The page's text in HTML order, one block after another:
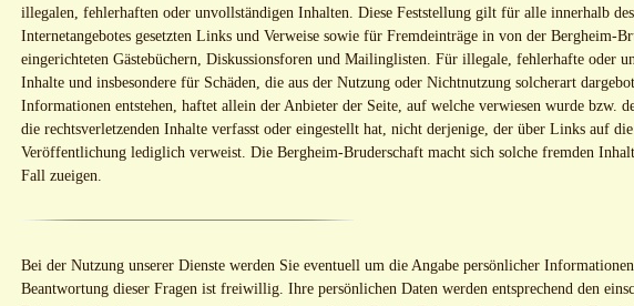
illegalen, fehlerhaften oder unvollständigen Inhalten. Diese Feststellung gilt für alle innerhalb
Internetangebotes gesetzten Links und Verweise sowie für Fremdeinträge in von der Bergheim-
eingerichteten Gästebüchern, Diskussionsforen und Mailinglisten. Für illegale, fehlerhafte oder
Inhalte und insbesondere für Schäden, die aus der Nutzung oder Nichtnutzung solcherart
Informationen entstehen, haftet allein der Anbieter der Seite, auf welche verwiesen wurde bzw.
die rechtsverletzenden Inhalte verfasst oder eingestellt hat, nicht derjenige, der über Links auf
Veröffentlichung lediglich verweist. Die Bergheim-Bruderschaft macht sich solche fremden
Fall zueigen.
Bei der Nutzung unserer Dienste werden Sie eventuell um die Angabe persönlicher
Beantwortung dieser Fragen ist freiwillig. Ihre persönlichen Daten werden entsprechend den